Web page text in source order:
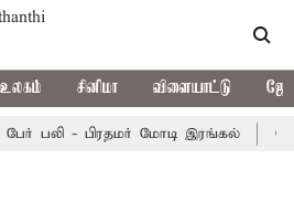
உலகம் சினிமா விளையாட்டு
பலி - பிரதமர் மோடி இரங்கல்